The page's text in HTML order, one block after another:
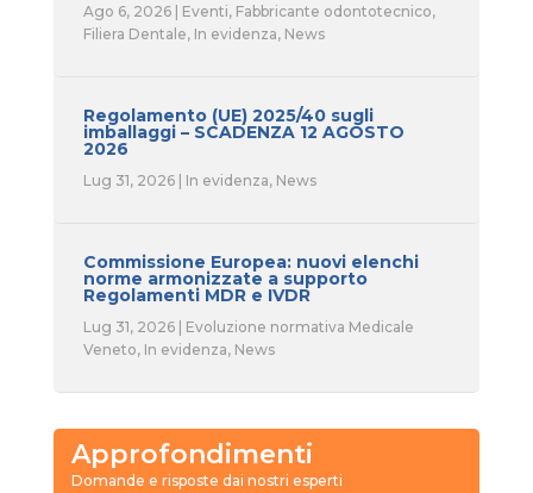
Ago 6, 2026| Eventi, Fabbricante odontotecnico,
Filiera Dentale, In evidenza, News
Regolamento (UE) 2025/40 sugli
imballaggi – SCADENZA 12 AGOSTO
2026
Lug 31, 2026| In evidenza, News
Commissione Europea: nuovi elenchi
norme armonizzate a supporto
Regolamenti MDR e IVDR
Lug 31, 2026| Evoluzione normativa Medicale
Veneto, In evidenza, News
Approfondimenti
Domande e risposte dai nostri esperti